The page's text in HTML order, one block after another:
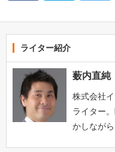
ライター紹介
薮内直純
株式会社
ライター
かしなが